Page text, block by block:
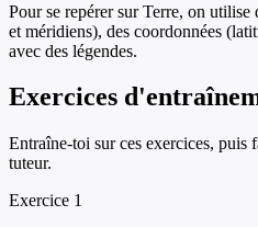
Pour se repérer sur Terre, on
et méridiens), des coordonnées
avec des légendes.
Exercices
Entraîne-toi sur ces exercices, puis
tuteur.
Exercice 1